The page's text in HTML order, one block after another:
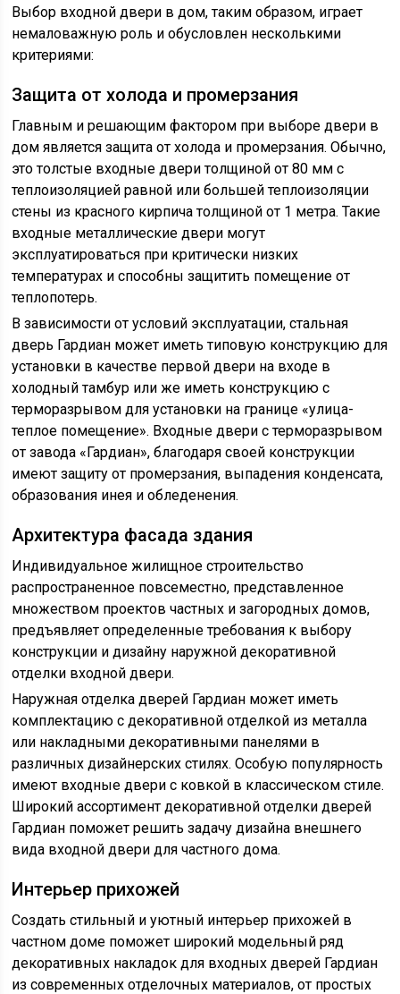
Выбор входной двери в дом, таким образом, играет
немаловажную роль и обусловлен несколькими
критериями:
Защита от холода и промерзания
Главным и решающим фактором при выборе двери в
дом является защита от холода и промерзания. Обычно,
это толстые входные двери толщиной от 80 мм с
теплоизоляцией равной или большей теплоизоляции
стены из красного кирпича толщиной от 1 метра. Такие
входные металлические двери могут
эксплуатироваться при критически низких
температурах и способны защитить помещение от
теплопотерь.
В зависимости от условий эксплуатации, стальная
дверь Гардиан может иметь типовую конструкцию для
установки в качестве первой двери на входе в
холодный тамбур или же иметь конструкцию с
терморазрывом для установки на границе «улица-
теплое помещение». Входные двери с терморазрывом
от завода «Гардиан», благодаря своей конструкции
имеют защиту от промерзания, выпадения конденсата,
образования инея и обледенения.
Архитектура фасада здания
Индивидуальное жилищное строительство
распространенное повсеместно, представленное
множеством проектов частных и загородных домов,
предъявляет определенные требования к выбору
конструкции и дизайну наружной декоративной
отделки входной двери.
Наружная отделка дверей Гардиан может иметь
комплектацию с декоративной отделкой из металла
или накладными декоративными панелями в
различных дизайнерских стилях. Особую популярность
имеют входные двери с ковкой в классическом стиле.
Широкий ассортимент декоративной отделки дверей
Гардиан поможет решить задачу дизайна внешнего
вида входной двери для частного дома.
Интерьер прихожей
Создать стильный и уютный интерьер прихожей в
частном доме поможет широкий модельный ряд
декоративных накладок для входных дверей Гардиан
из современных отделочных материалов, от простых